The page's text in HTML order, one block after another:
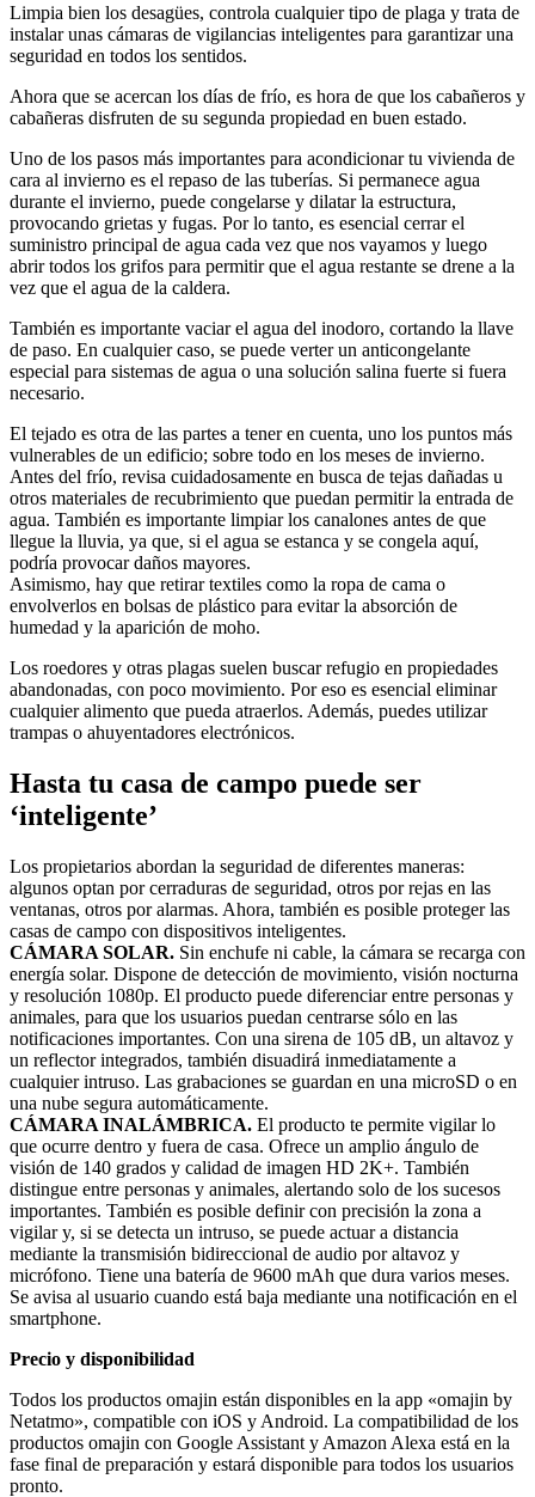
Limpia bien los desagües, controla cualquier tipo de plaga y trata de
instalar unas cámaras de vigilancias inteligentes para garantizar una
seguridad en todos los sentidos.
Ahora que se acercan los días de frío, es hora de que los cabañeros y
cabañeras disfruten de su segunda propiedad en buen estado.
Uno de los pasos más importantes para acondicionar tu vivienda de
cara al invierno es el repaso de las tuberías. Si permanece agua
durante el invierno, puede congelarse y dilatar la estructura,
provocando grietas y fugas. Por lo tanto, es esencial cerrar el
suministro principal de agua cada vez que nos vayamos y luego
abrir todos los grifos para permitir que el agua restante se drene a la
vez que el agua de la caldera.
También es importante vaciar el agua del inodoro, cortando la llave
de paso. En cualquier caso, se puede verter un anticongelante
especial para sistemas de agua o una solución salina fuerte si fuera
necesario.
El tejado es otra de las partes a tener en cuenta, uno los puntos más
vulnerables de un edificio; sobre todo en los meses de invierno.
Antes del frío, revisa cuidadosamente en busca de tejas dañadas u
otros materiales de recubrimiento que puedan permitir la entrada de
agua. También es importante limpiar los canalones antes de que
llegue la lluvia, ya que, si el agua se estanca y se congela aquí,
podría provocar daños mayores.
Asimismo, hay que retirar textiles como la ropa de cama o
envolverlos en bolsas de plástico para evitar la absorción de
humedad y la aparición de moho.
Los roedores y otras plagas suelen buscar refugio en propiedades
abandonadas, con poco movimiento. Por eso es esencial eliminar
cualquier alimento que pueda atraerlos. Además, puedes utilizar
trampas o ahuyentadores electrónicos.
Hasta tu casa de campo puede ser
‘inteligente’
Los propietarios abordan la seguridad de diferentes maneras:
algunos optan por cerraduras de seguridad, otros por rejas en las
ventanas, otros por alarmas. Ahora, también es posible proteger las
casas de campo con dispositivos inteligentes.
CÁMARA SOLAR. Sin enchufe ni cable, la cámara se recarga con
energía solar. Dispone de detección de movimiento, visión nocturna
y resolución 1080p. El producto puede diferenciar entre personas y
animales, para que los usuarios puedan centrarse sólo en las
notificaciones importantes. Con una sirena de 105 dB, un altavoz y
un reflector integrados, también disuadirá inmediatamente a
cualquier intruso. Las grabaciones se guardan en una microSD o en
una nube segura automáticamente.
CÁMARA INALÁMBRICA. El producto te permite vigilar lo
que ocurre dentro y fuera de casa. Ofrece un amplio ángulo de
visión de 140 grados y calidad de imagen HD 2K+. También
distingue entre personas y animales, alertando solo de los sucesos
importantes. También es posible definir con precisión la zona a
vigilar y, si se detecta un intruso, se puede actuar a distancia
mediante la transmisión bidireccional de audio por altavoz y
micrófono. Tiene una batería de 9600 mAh que dura varios meses.
Se avisa al usuario cuando está baja mediante una notificación en el
smartphone.
Precio y disponibilidad
Todos los productos omajin están disponibles en la app «omajin by
Netatmo», compatible con iOS y Android. La compatibilidad de los
productos omajin con Google Assistant y Amazon Alexa está en la
fase final de preparación y estará disponible para todos los usuarios
pronto.